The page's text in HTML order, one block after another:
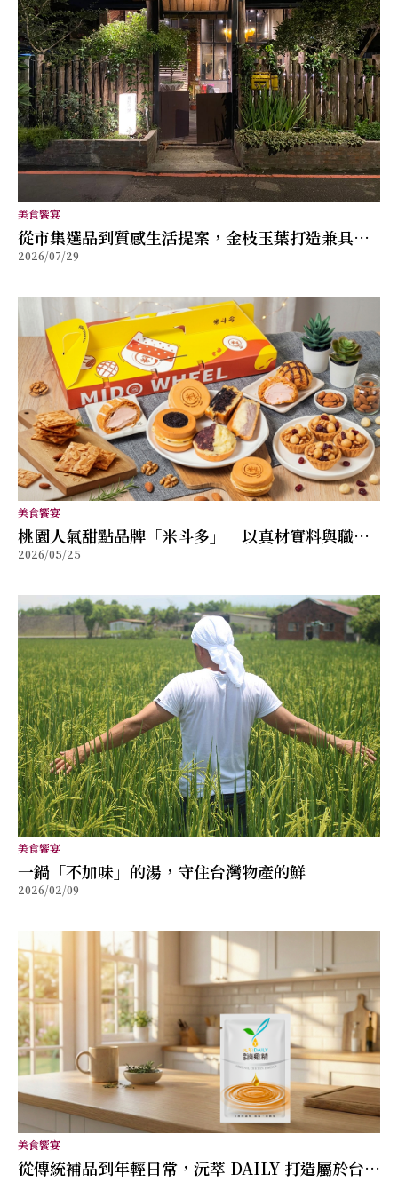
美食饗宴
從市集選品到質感生活提案，金枝玉葉打造兼具風
格與舒適的女性穿搭品牌
2026/07/29
美食饗宴
桃園人氣甜點品牌「米斗多」 以真材實料與職人
精神打造值得分享的幸福味道
2026/05/25
美食饗宴
⼀鍋「不加味」的湯，守住台灣物產的鮮
2026/02/09
美食饗宴
從傳統補品到年輕日常，沅萃 DAILY 打造屬於台灣